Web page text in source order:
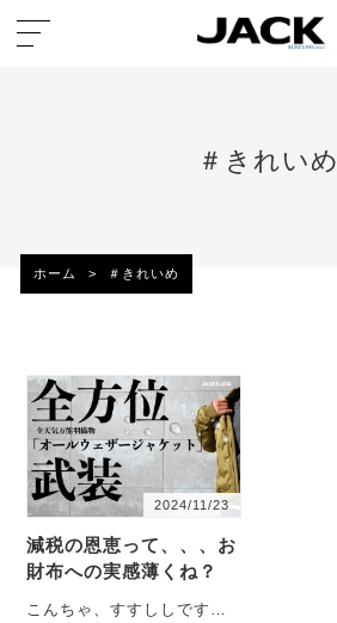
＃きれいめ
ホーム > ＃きれいめ
2024/11/23
減税の恩恵って、、、お
財布への実感薄くね？
こんちゃ、すすししです。